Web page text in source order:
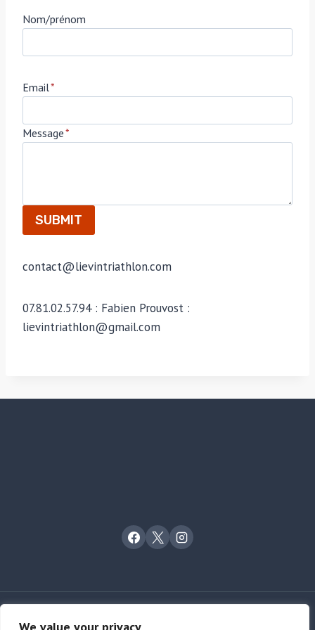
Nom/prénom
Email*
Message*
SUBMIT
contact@lievintriathlon.com
07.81.02.57.94 : Fabien Prouvost :
lievintriathlon@gmail.com
© 2023 LIÉVIN TRIATHLON